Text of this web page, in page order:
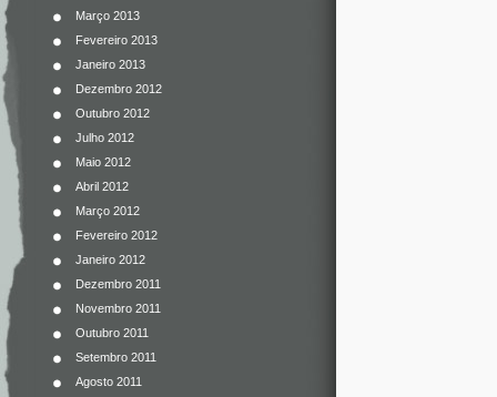
Março 2013
Fevereiro 2013
Janeiro 2013
Dezembro 2012
Outubro 2012
Julho 2012
Maio 2012
Abril 2012
Março 2012
Fevereiro 2012
Janeiro 2012
Dezembro 2011
Novembro 2011
Outubro 2011
Setembro 2011
Agosto 2011